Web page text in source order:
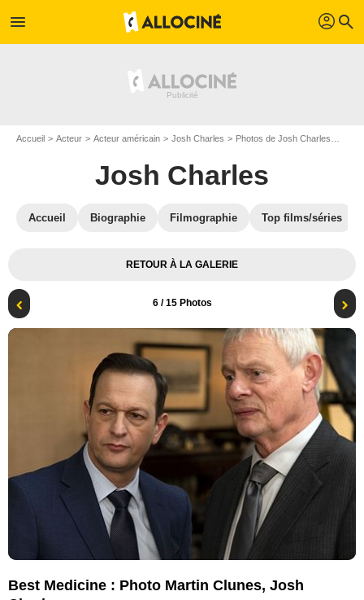
menu profil search
Accueil Acteur Acteur américain Josh Charles Photos de Josh Charles
Josh Charles
Accueil Biographie Filmographie Top films/séries
RETOUR À LA GALERIE
6/ 15 Photos
Best Medicine : Photo Martin Clunes, Josh